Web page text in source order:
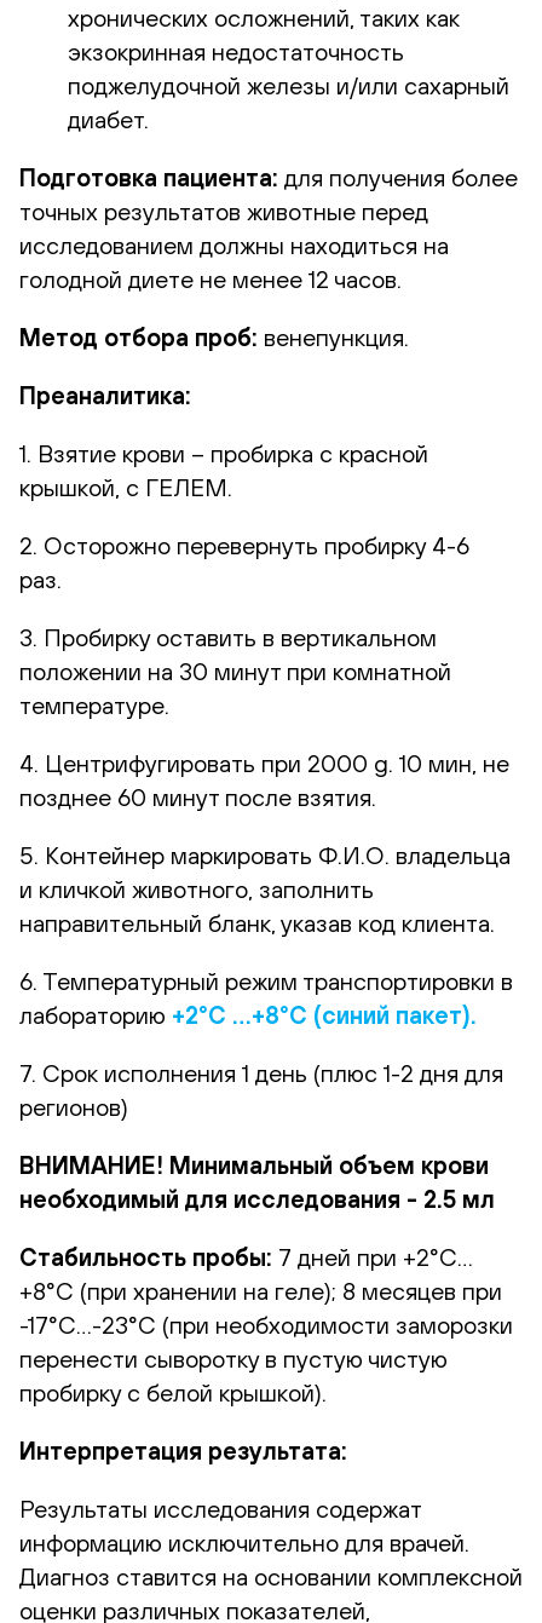
хронических осложнений, таких как
экзокринная недостаточность
поджелудочной железы и/или сахарный
диабет.
Подготовка пациента: для получения более
точных результатов животные перед
исследованием должны находиться на
голодной диете не менее 12 часов.
Метод отбора проб: венепункция.
Преаналитика:
1. Взятие крови – пробирка с красной
крышкой, с ГЕЛЕМ.
2. Осторожно перевернуть пробирку 4-6
раз.
3. Пробирку оставить в вертикальном
положении на 30 минут при комнатной
температуре.
4. Центрифугировать при 2000 g. 10 мин, не
позднее 60 минут после взятия.
5. Контейнер маркировать Ф.И.О. владельца
и кличкой животного, заполнить
направительный бланк, указав код клиента.
6. Температурный режим транспортировки в
лабораторию +2°С …+8°С (синий пакет).
7. Срок исполнения 1 день (плюс 1-2 дня для
регионов)
ВНИМАНИЕ! Минимальный объем крови
необходимый для исследования - 2.5 мл
Стабильность пробы: 7 дней при +2°С…
+8°С (при хранении на геле); 8 месяцев при
-17°С…-23°С (при необходимости заморозки
перенести сыворотку в пустую чистую
пробирку с белой крышкой).
Интерпретация результата:
Результаты исследования содержат
информацию исключительно для врачей.
Диагноз ставится на основании комплексной
оценки различных показателей,